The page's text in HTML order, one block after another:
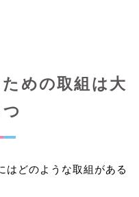
めの取組は大
はどのような取組がある